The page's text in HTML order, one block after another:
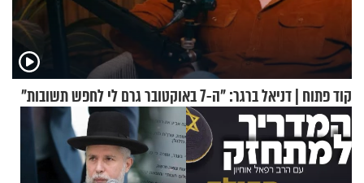
קוד פתוח | דניאל ברגר: "ה-7 באוקטובר גרם לי לחפש תשובות"